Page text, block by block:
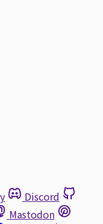
Discord
Mastodon